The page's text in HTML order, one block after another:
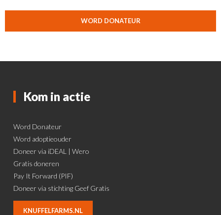
WORD DONATEUR
Kom in actie
Word Donateur
Word adoptieouder
Doneer via iDEAL | Wero
Gratis doneren
Pay It Forward (PIF)
Doneer via stichting Geef Gratis
KNUFFELFARMS.NL